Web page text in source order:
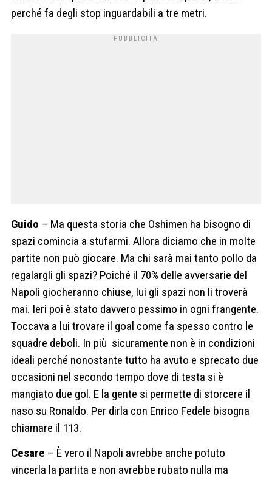
perché fa degli stop inguardabili a tre metri.
Guido – Ma questa storia che Oshimen ha bisogno di
spazi comincia a stufarmi. Allora diciamo che in molte
partite non può giocare. Ma chi sarà mai tanto pollo da
regalargli gli spazi? Poiché il 70% delle avversarie del
Napoli giocheranno chiuse, lui gli spazi non li troverà
mai. Ieri poi è stato davvero pessimo in ogni frangente.
Toccava a lui trovare il goal come fa spesso contro le
squadre deboli. In più sicuramente non è in condizioni
ideali perché nonostante tutto ha avuto e sprecato due
occasioni nel secondo tempo dove di testa si è
mangiato due gol. E la gente si permette di storcere il
naso su Ronaldo. Per dirla con Enrico Fedele bisogna
chiamare il 113.
Cesare – È vero il Napoli avrebbe anche potuto
vincerla la partita e non avrebbe rubato nulla ma